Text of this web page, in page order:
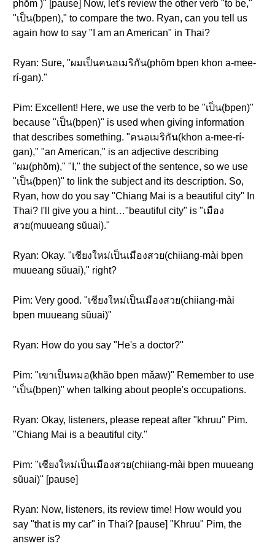
phŏm )" [pause] Now, let's review the other verb "to be,"
"เป็น(bpen)," to compare the two. Ryan, can you tell us
again how to say "I am an American" in Thai?
Ryan: Sure, "ผมเป็นคนอเมริกัน(phŏm bpen khon a-mee-
rí-gan)."
Pim: Excellent! Here, we use the verb to be "เป็น(bpen)"
because "เป็น(bpen)" is used when giving information
that describes something. "คนอเมริกัน(khon a-mee-rí-
gan)," "an American," is an adjective describing
"ผม(phŏm)," "I," the subject of the sentence, so we use
"เป็น(bpen)" to link the subject and its description. So,
Ryan, how do you say "Chiang Mai is a beautiful city" In
Thai? I'll give you a hint…"beautiful city" is "เมือง
สวย(muueang sŭuai)."
Ryan: Okay. "เชียงใหม่เป็นเมืองสวย(chiiang-mài bpen
muueang sŭuai)," right?
Pim: Very good. "เชียงใหม่เป็นเมืองสวย(chiiang-mài
bpen muueang sŭuai)"
Ryan: How do you say "He's a doctor?"
Pim: "เขาเป็นหมอ(khăo bpen mǎaw)" Remember to use
"เป็น(bpen)" when talking about people's occupations.
Ryan: Okay, listeners, please repeat after "khruu" Pim.
"Chiang Mai is a beautiful city."
Pim: "เชียงใหม่เป็นเมืองสวย(chiiang-mài bpen muueang
sŭuai)" [pause]
Ryan: Now, listeners, its review time! How would you
say "that is my car" in Thai? [pause] "Khruu" Pim, the
answer is?